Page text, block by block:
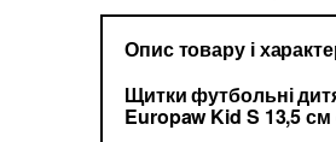
Опис товару і
Щитки футбольні
Europaw Kid S 13,5 см